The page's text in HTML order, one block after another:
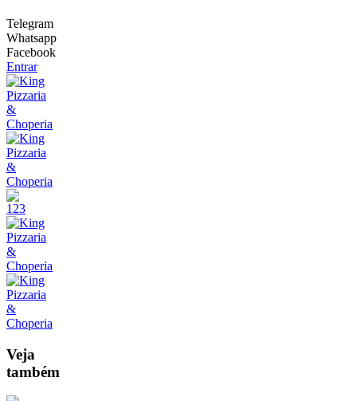
Telegram
Whatsapp
Facebook
Entrar
Veja
também